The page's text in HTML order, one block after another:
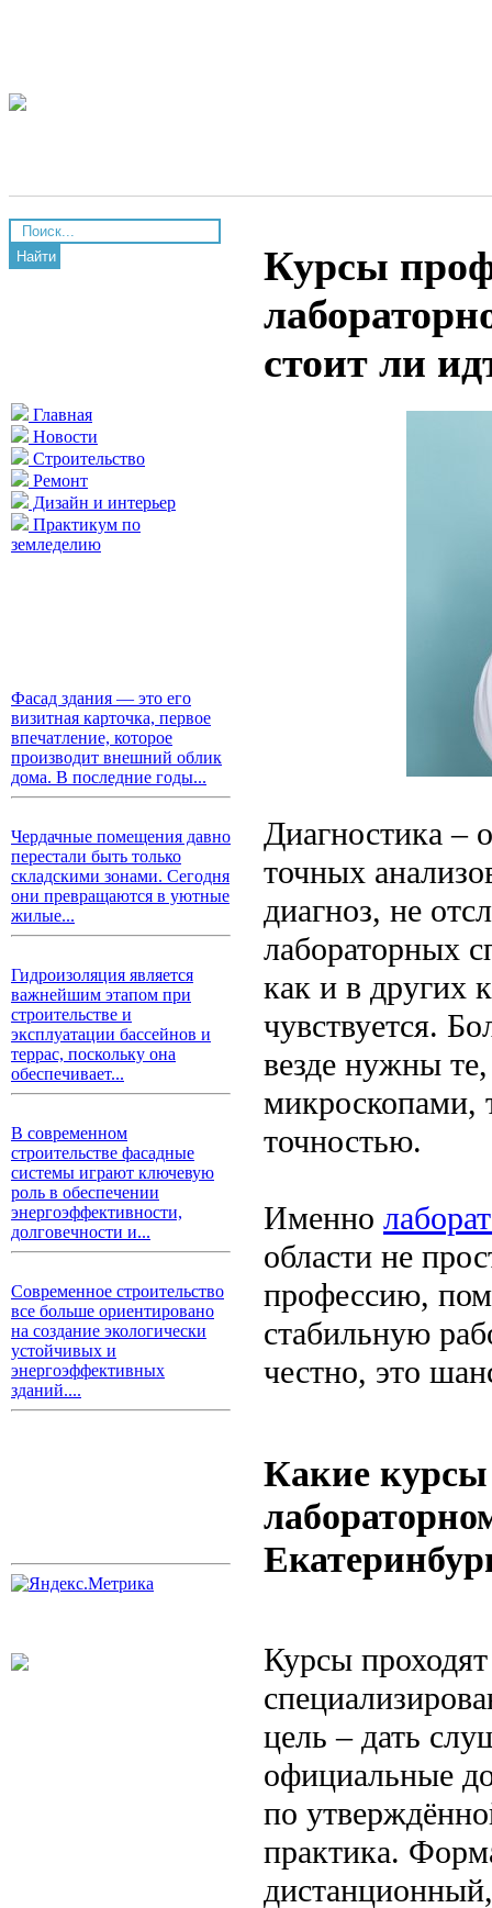
Найти
Главная
Новости
Строительство
Ремонт
Дизайн и интерьер
Практикум по
земледелию
Фасад здания — это его
визитная карточка, первое
впечатление, которое
производит внешний облик
дома. В последние годы...
Чердачные помещения давно
перестали быть только
складскими зонами. Сегодня
они превращаются в уютные
жилые...
Гидроизоляция является
важнейшим этапом при
строительстве и
эксплуатации бассейнов и
террас, поскольку она
обеспечивает...
В современном
строительстве фасадные
системы играют ключевую
роль в обеспечении
энергоэффективности,
долговечности и...
Современное строительство
все больше ориентировано
на создание экологически
устойчивых и
энергоэффективных
зданий....
Курсы
стоит ли
Диагностика –
точных
диагноз, не
лабораторных
как и в других
чувствуется.
везде нужны
микроскопами,
точностью.
Именно
области не
профессию,
стабильную
честно, это
Какие курсы
Курсы
цель – дать
официальные
по
практика.